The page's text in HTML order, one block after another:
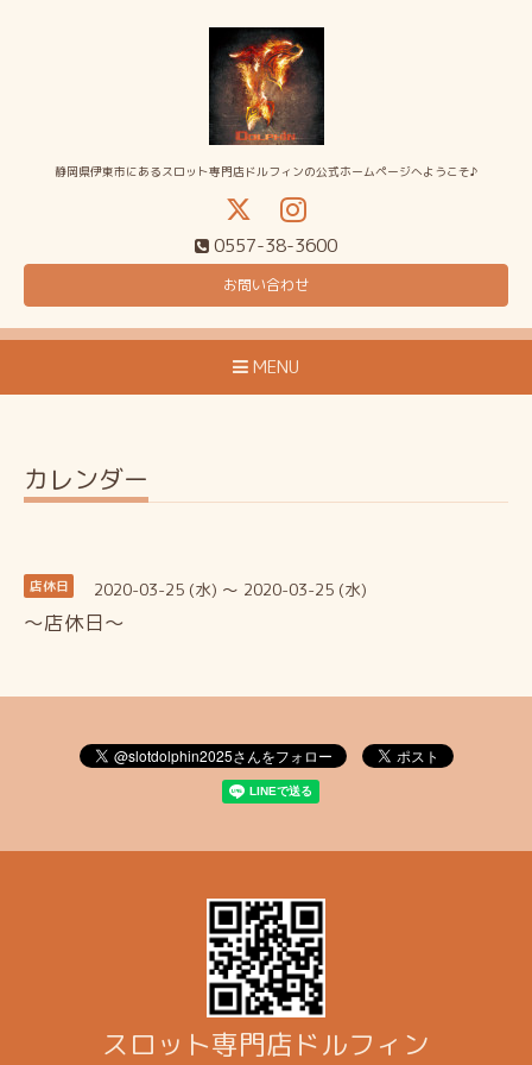
静岡県伊東市にあるスロット専門店ドルフィンの公式ホームページへようこそ♪
0557-38-3600
お問い合わせ
MENU
カレンダー
店休日 2020-03-25 (水) ～ 2020-03-25 (水)
～店休日～
スロット専門店ドルフィン